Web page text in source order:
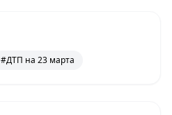
#ДТП на 23 марта